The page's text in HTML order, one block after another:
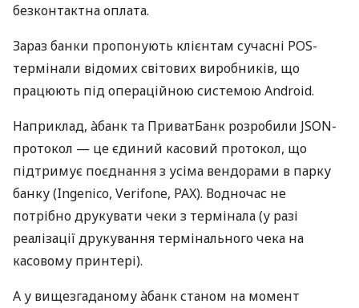
безконтактна оплата.
Зараз банки пропонують клієнтам сучасні POS-
термінали відомих світових виробників, що
працюють під операційною системою Android.
Наприклад, àбанк та ПриватБанк розробили JSON-
протокол — це єдиний касовий протокол, що
підтримує поєднання з усіма вендорами в парку
банку (Ingenico, Verifone, PAX). Водночас не
потрібно друкувати чеки з термінала (у разі
реалізації друкування термінального чека на
касовому принтері).
А у вищезгаданому àбанк станом на момент